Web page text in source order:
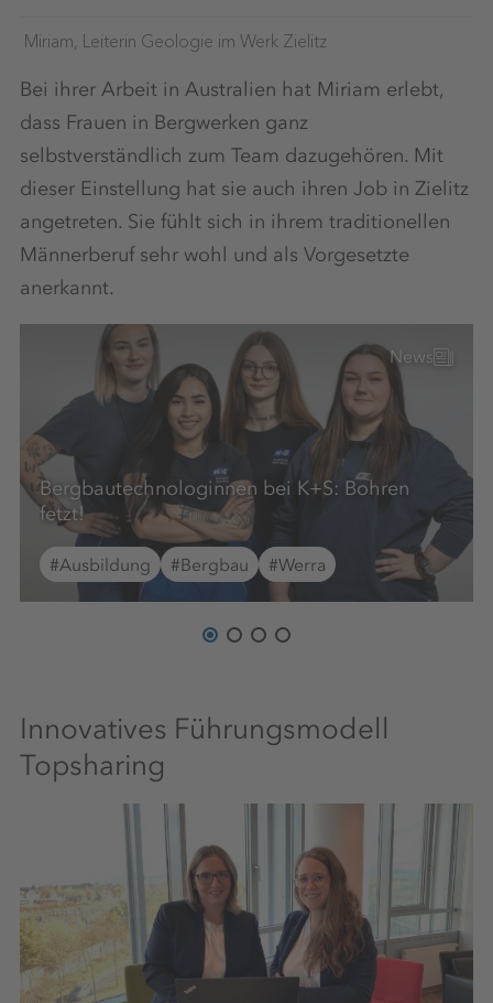
Miriam, Leiterin Geologie im Werk Zielitz
Bei ihrer Arbeit in Australien hat Miriam erlebt,
dass Frauen in Bergwerken ganz
selbstverständlich zum Team dazugehören. Mit
dieser Einstellung hat sie auch ihren Job in Zielitz
angetreten. Sie fühlt sich in ihrem traditionellen
Männerberuf sehr wohl und als Vorgesetzte
anerkannt.
News
Bergbautechnologinnen bei K+S: Bohren
fetzt!
#Ausbildung #Bergbau #Werra
Innovatives Führungsmodell
Topsharing